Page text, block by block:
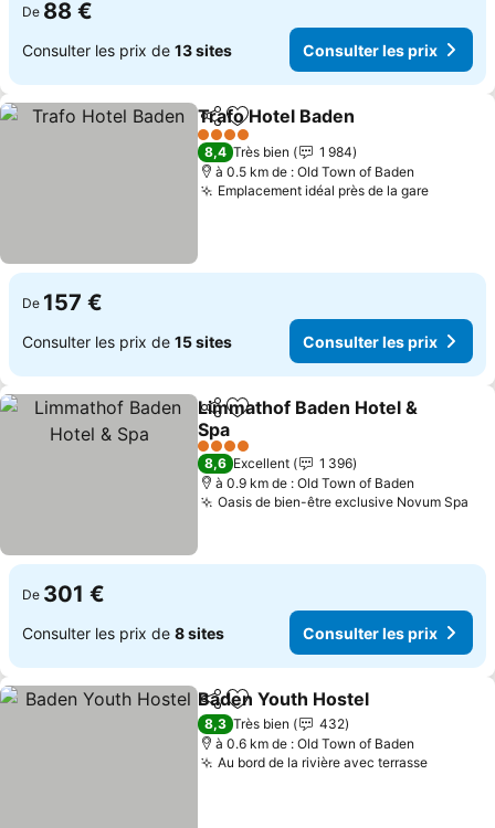
De 88 €
Consulter les prix de 13 sites Consulter les prix
PartagerAjouter à mes favoris
Trafo Hotel Baden
4 Étoiles
8,4 Très bien
1 984
à 0.5 km de : Old Town of Baden
Emplacement idéal près de la gare
De 157 €
Consulter les prix de 15 sites Consulter les prix
PartagerAjouter à mes favoris
Limmathof Baden Hotel &
Spa
Consulter les prix
4 Étoiles
8,6 Excellent
1 396
à 0.9 km de : Old Town of Baden
Oasis de bien-être exclusive Novum Spa
De 301 €
Consulter les prix de 8 sites Consulter les prix
PartagerAjouter à mes favoris
Baden Youth Hostel
8,3 Très bien
432
à 0.6 km de : Old Town of Baden
Au bord de la rivière avec terrasse